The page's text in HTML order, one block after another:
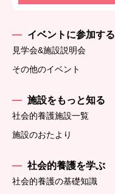
イベントに参加する
見学会&施設説明会
その他のイベント
施設をもっと知る
社会的養護施設一覧
施設のおたより
社会的養護を学ぶ
社会的養護の基礎知識